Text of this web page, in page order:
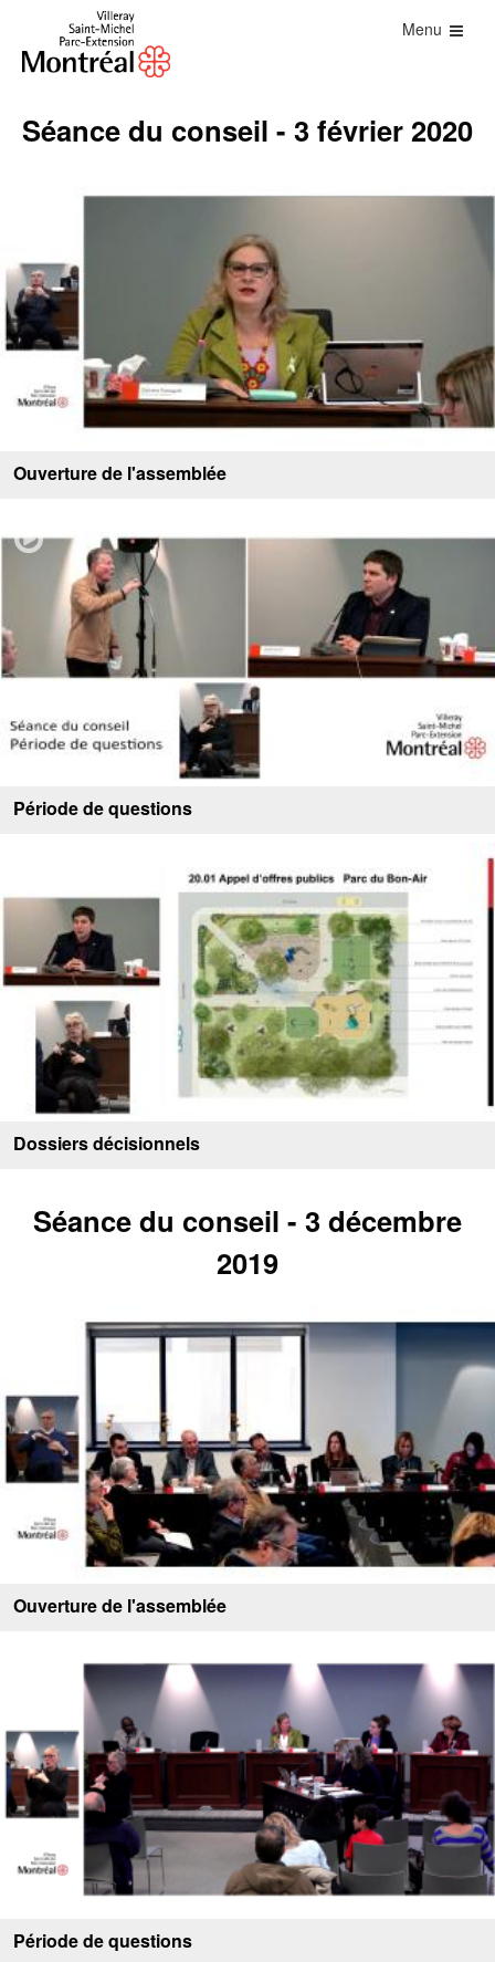
Menu
Séance du conseil - 3 février 2020
Ouverture de l'assemblée
Période de questions
Dossiers décisionnels
Séance du conseil - 3 décembre
2019
Ouverture de l'assemblée
Période de questions